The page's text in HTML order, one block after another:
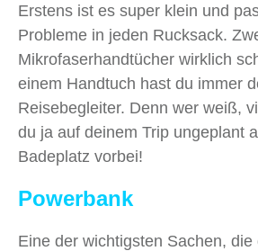
Erstens ist es super klein und
Probleme in jeden Rucksack.
Mikrofaserhandtücher wirklich
einem Handtuch hast du immer
Reisebegleiter. Denn wer weiß,
du ja auf deinem Trip ungeplant
Badeplatz vorbei!
Powerbank
Eine der wichtigsten Sachen, die